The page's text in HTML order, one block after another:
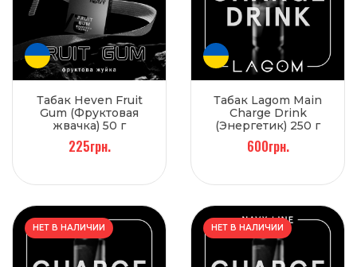
Табак Heven Fruit
Gum (Фруктовая
жвачка) 50 г
225грн.
Табак Lagom Main
Charge Drink
(Энергетик) 250 г
600грн.
НЕТ В НАЛИЧИИ НЕТ В НАЛИЧИИ